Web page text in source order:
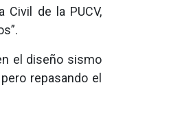
de la PUCV,
el diseño sismo
repasando el